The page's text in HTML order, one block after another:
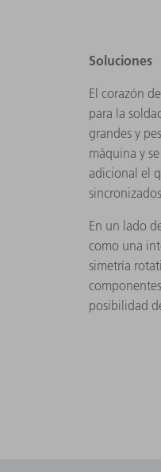
Soluciones
El corazón
para la
grandes y
máquina y
adicional el
En un lado
como una
simetría
posibilidad